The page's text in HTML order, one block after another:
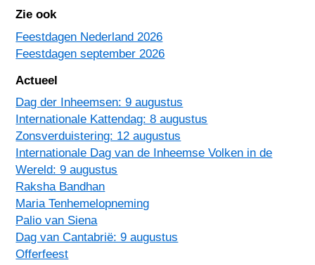
Zie ook
Feestdagen Nederland 2026
Feestdagen september 2026
Actueel
Dag der Inheemsen: 9 augustus
Internationale Kattendag: 8 augustus
Zonsverduistering: 12 augustus
Internationale Dag van de Inheemse Volken in de
Wereld: 9 augustus
Raksha Bandhan
Maria Tenhemelopneming
Palio van Siena
Dag van Cantabrië: 9 augustus
Offerfeest